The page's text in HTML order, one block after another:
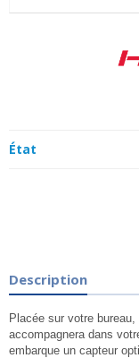
État
Description
Placée sur votre bureau,
accompagnera dans
embarque un capteur